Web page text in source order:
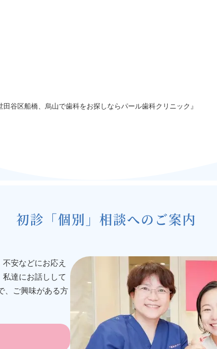
田谷区船橋、烏山で歯科をお探しならパール歯科クリニック』
初診「個別」相談へのご案内
安などにお応え
達にお話しして
、ご興味がある方